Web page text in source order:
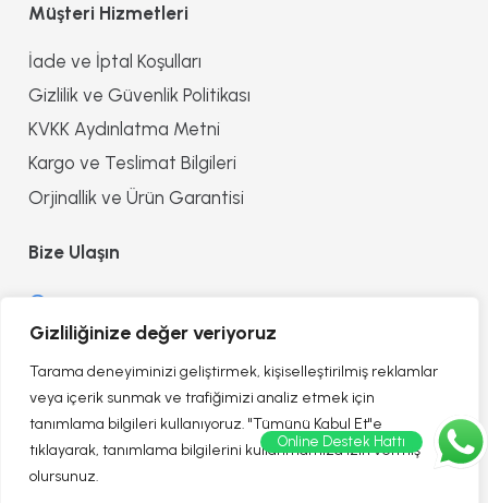
Gizliliğinize değer veriyoruz
Tarama deneyiminizi geliştirmek, kişiselleştirilmiş reklamlar
veya içerik sunmak ve trafiğimizi analiz etmek için
tanımlama bilgileri kullanıyoruz. "Tümünü Kabul Et"e
tıklayarak, tanımlama bilgilerini kullanmamıza izin vermiş
olursunuz.
Müşteri Hizmetleri
İade ve İptal Koşulları
Gizlilik ve Güvenlik Politikası
KVKK Aydınlatma Metni
Kargo ve Teslimat Bilgileri
Orjinallik ve Ürün Garantisi
Bize Ulaşın
info@reflectionofhealth.com
Online Destek Hattı